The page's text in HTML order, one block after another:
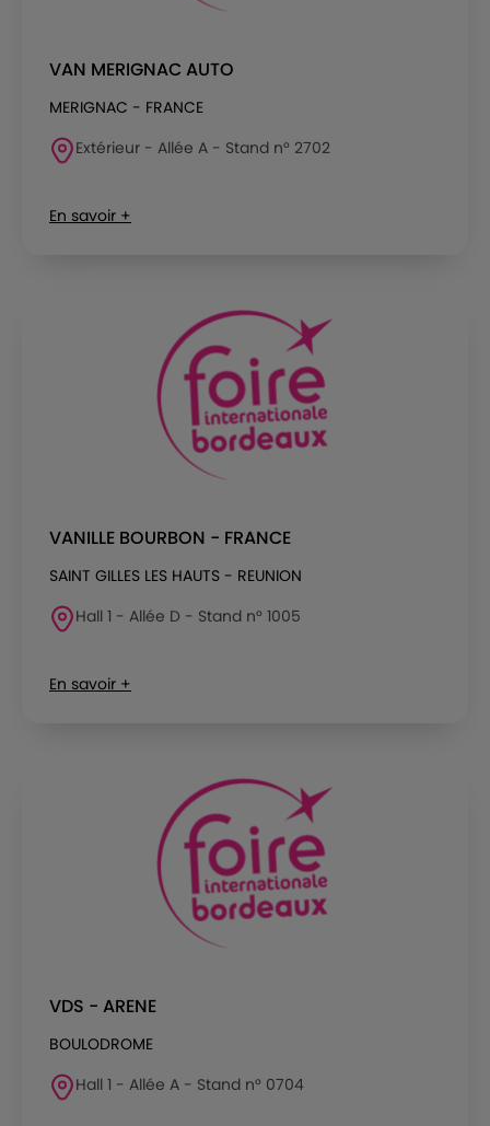
VAN MERIGNAC AUTO
MERIGNAC - FRANCE
Extérieur - Allée A - Stand n° 2702
En savoir +
VANILLE BOURBON - FRANCE
SAINT GILLES LES HAUTS - REUNION
Hall 1 - Allée D - Stand n° 1005
En savoir +
VDS - ARENE
BOULODROME
Hall 1 - Allée A - Stand n° 0704